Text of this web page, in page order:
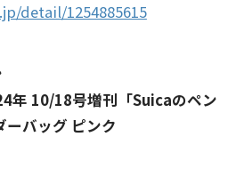
detail/1254885615
年 10/18号増刊「Suicaのペン
ーバッグ ピンク